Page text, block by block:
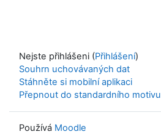
Nejste přihlášeni (Přihlášení)
Souhrn uchovávaných dat
Stáhněte si mobilní aplikaci
Přepnout do standardního motivu
Používá Moodle